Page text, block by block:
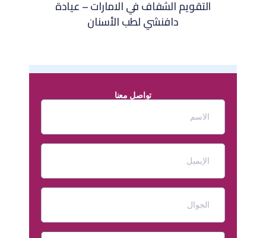
التقويم الشفاف في الامارات – عيادة
دافنشي لطب الأسنان​
تواصل معنا